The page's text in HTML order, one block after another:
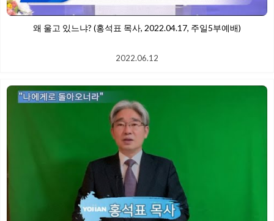
왜 울고 있느냐? (홍석표 목사, 2022.04.17, 주일5부예배)
2022.06.12